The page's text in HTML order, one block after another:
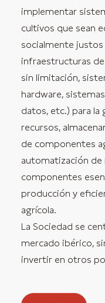
implementar
cultivos que sean
socialmente justos
infraestructuras
sin limitación,
hardware,
datos, etc.) para
recursos,
de componentes
automatización de
componentes
producción y
agrícola.
La Sociedad se
mercado ibérico,
invertir en otros